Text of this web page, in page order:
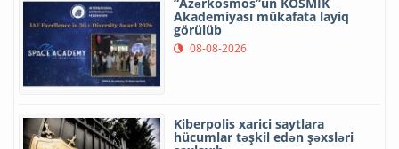
Akademiyası mükafata layiq
görülüb
08-08-2026
Kiberpolis xarici saytlara
hücumlar təşkil edən şəxsləri